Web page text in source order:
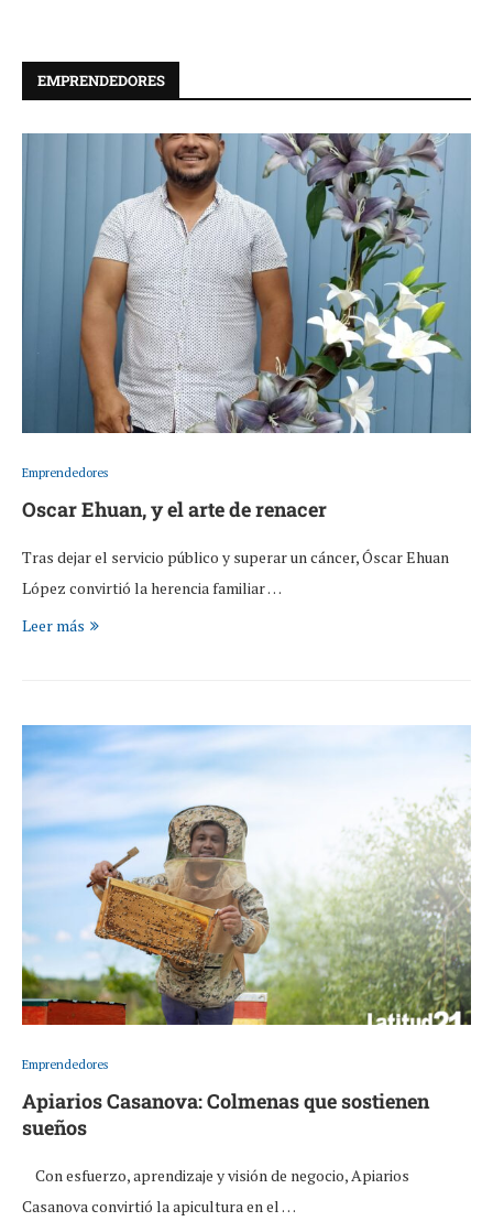
EMPRENDEDORES
Emprendedores
Oscar Ehuan, y el arte de renacer
Tras dejar el servicio público y superar un cáncer, Óscar Ehuan
López convirtió la herencia familiar …
Leer más
Emprendedores
Apiarios Casanova: Colmenas que sostienen
sueños
Con esfuerzo, aprendizaje y visión de negocio, Apiarios
Casanova convirtió la apicultura en el …